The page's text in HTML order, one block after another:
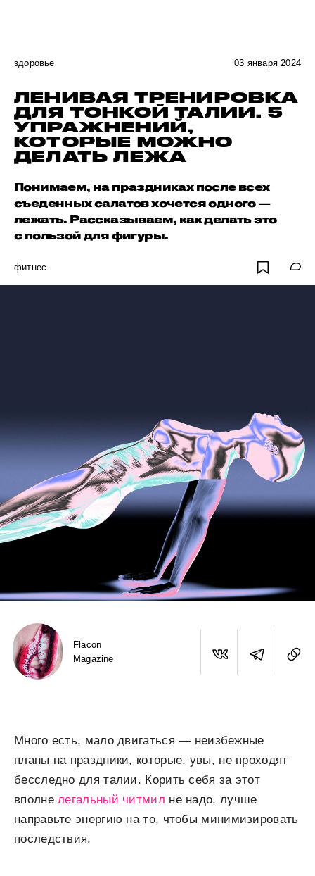
здоровье 03 января 2024
ЛЕНИВАЯ ТРЕНИРОВКА
ДЛЯ ТОНКОЙ ТАЛИИ. 5
УПРАЖНЕНИЙ,
КОТОРЫЕ МОЖНО
ДЕЛАТЬ ЛЕЖА
Понимаем, на праздниках после всех
съеденных салатов хочется одного —
лежать. Рассказываем, как делать это
с пользой для фигуры.
фитнес
Flacon
Magazine
Много есть, мало двигаться — неизбежные
планы на праздники, которые, увы, не проходят
бесследно для талии. Корить себя за этот
вполнелегальный читмил не надо, лучше
направьте энергию на то, чтобы минимизировать
последствия.